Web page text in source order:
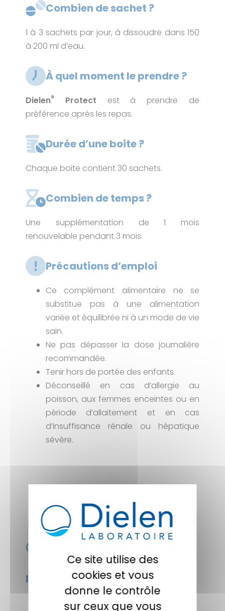
Combien de sachet ?
1 à 3 sachets par jour, à dissoudre dans 150
à 200 ml d’eau.
À quel moment le prendre ?
Dielen® Protect est à prendre de
préférence après les repas.
Durée d’une boite ?
Chaque boite contient 30 sachets.
Combien de temps ?
Une supplémentation de 1 mois
renouvelable pendant 3 mois.
Précautions d’emploi
Ce complément alimentaire ne se
substitue pas à une alimentation
variée et équilibrée ni à un mode de vie
sain.
Ne pas dépasser la dose journalière
recommandée.
Tenir hors de portée des enfants.
Déconseillé en cas d’allergie au
poisson, aux femmes enceintes ou en
période d’allaitement et en cas
d’insuffisance rénale ou hépatique
sévère.
Composition
Informations nutritionnelles
Ce site utilise des
cookies et vous
donne le contrôle
sur ceux que vous